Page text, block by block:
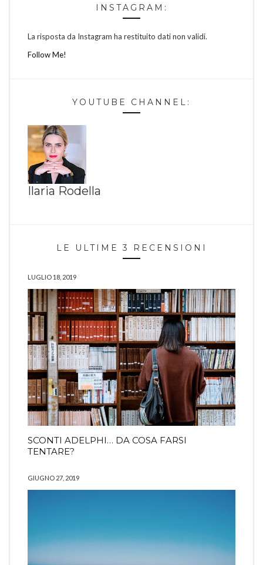
INSTAGRAM:
La risposta da Instagram ha restituito dati non validi.
Follow Me!
YOUTUBE CHANNEL:
Ilaria Rodella
LE ULTIME 3 RECENSIONI
LUGLIO 18, 2019
SCONTI ADELPHI… DA COSA FARSI
TENTARE?
GIUGNO 27, 2019